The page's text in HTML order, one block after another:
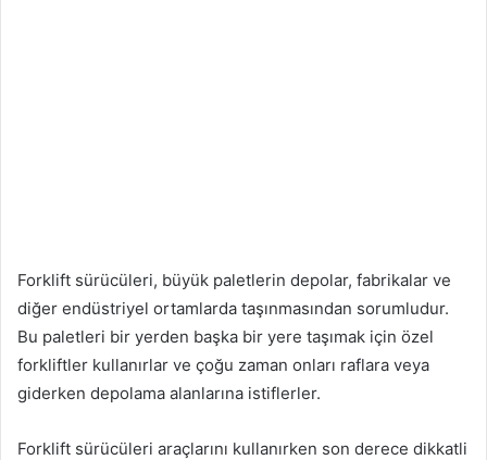
Forklift sürücüleri, büyük paletlerin depolar, fabrikalar ve
diğer endüstriyel ortamlarda taşınmasından sorumludur.
Bu paletleri bir yerden başka bir yere taşımak için özel
forkliftler kullanırlar ve çoğu zaman onları raflara veya
giderken depolama alanlarına istiflerler.
Forklift sürücüleri araçlarını kullanırken son derece dikkatli